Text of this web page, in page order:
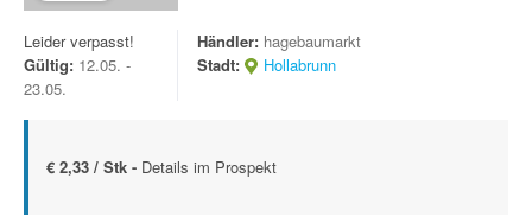
Leider verpasst!
Gültig: 12.05. -
23.05.
Händler: hagebaumarkt
Stadt:
Hollabrunn
€ 2,33 / Stk - Details im Prospekt